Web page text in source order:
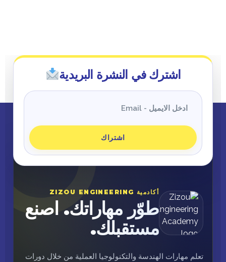
اشترك في النشرة البريدية
اشتراك
أكادمية ZIZOU ENGINEERING
طوّر مهاراتك. اصنع
مستقبلك.
تعلم مهارات الهندسة والتكنولوجيا العملية من خلال دورات